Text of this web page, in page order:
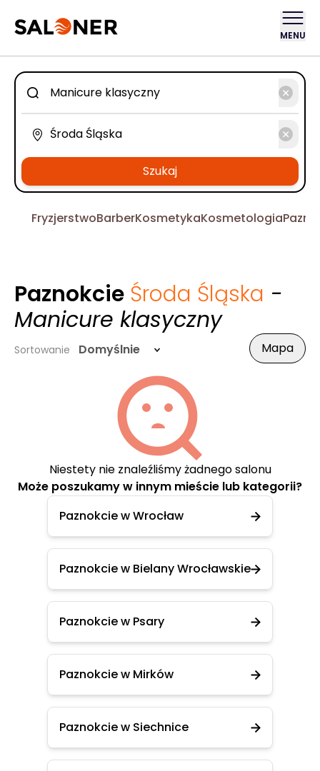
MENU
Szukaj
FryzjerstwoBarberKosmetykaKosmetologia
Paznokcie Środa Śląska -
Manicure klasyczny
Sortowanie Domyślnie Mapa
Niestety nie znaleźliśmy żadnego salonu
Może poszukamy w innym mieście lub kategorii?
Paznokcie w Wrocław
Paznokcie w Bielany Wrocławskie
Paznokcie w Psary
Paznokcie w Mirków
Paznokcie w Siechnice